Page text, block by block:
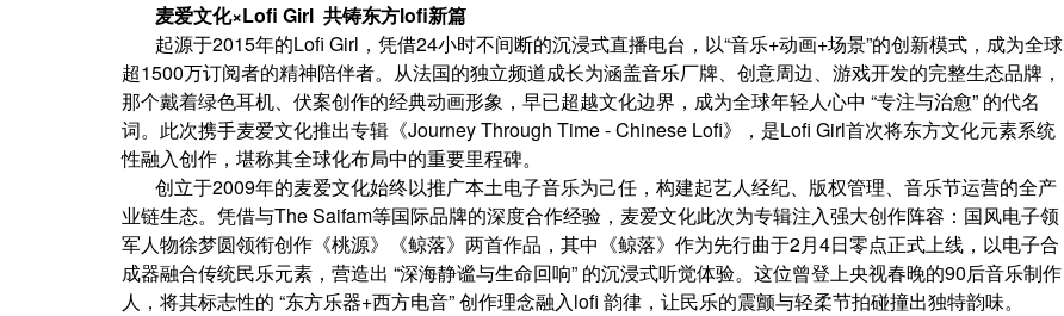
麦爱文化×Lofi Girl 共铸东方lofi新篇
起源于2015年的Lofi Girl，凭借24小时不间断的沉浸式直播电台，以“音乐+动画+场景”的创新模式，成为全球
超1500万订阅者的精神陪伴者。从法国的独立频道成长为涵盖音乐厂牌、创意周边、游戏开发的完整生态品牌，
那个戴着绿色耳机、伏案创作的经典动画形象，早已超越文化边界，成为全球年轻人心中 “专注与治愈” 的代名
词。此次携手麦爱文化推出专辑《Journey Through Time - Chinese Lofi》，是Lofi Girl首次将东方文化元素系统
性融入创作，堪称其全球化布局中的重要里程碑。
创立于2009年的麦爱文化始终以推广本土电子音乐为己任，构建起艺人经纪、版权管理、音乐节运营的全产
业链生态。凭借与The Saifam等国际品牌的深度合作经验，麦爱文化此次为专辑注入强大创作阵容：国风电子领
军人物徐梦圆领衔创作《桃源》《鲸落》两首作品，其中《鲸落》作为先行曲于2月4日零点正式上线，以电子合
成器融合传统民乐元素，营造出 “深海静谧与生命回响” 的沉浸式听觉体验。这位曾登上央视春晚的90后音乐制作
人，将其标志性的 “东方乐器+西方电音” 创作理念融入lofi 韵律，让民乐的震颤与轻柔节拍碰撞出独特韵味。